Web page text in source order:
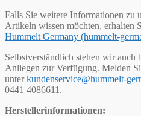
Falls Sie weitere Informationen zu
Artikeln wissen möchten, erhalten
Hummelt Germany (hummelt-
Selbstverständlich stehen wir auch
Anliegen zur Verfügung. Melden
unterkundenservice@hummelt-
0441 4086611.
Herstellerinformationen: